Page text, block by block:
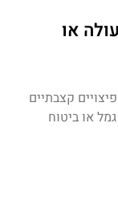
או
פיצויים קצבתיים
או ביטוח